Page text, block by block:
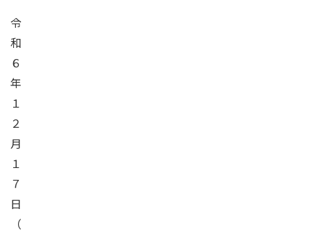
令
和
６
年
１
２
月
１
７
日
（